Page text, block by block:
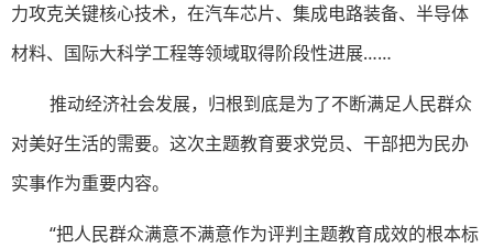
力攻克关键核心技术，在汽车芯片、集成电路装备、半导体
材料、国际大科学工程等领域取得阶段性进展……
推动经济社会发展，归根到底是为了不断满足人民群众
对美好生活的需要。这次主题教育要求党员、干部把为民办
实事作为重要内容。
“把人民群众满意不满意作为评判主题教育成效的根本标